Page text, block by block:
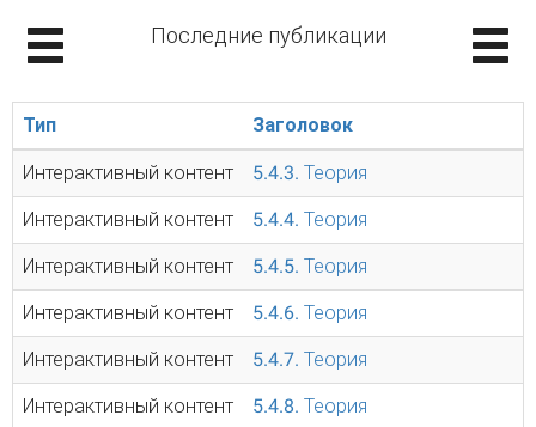
Последние публикации
Тип Заголовок
Интерактивный контент 5.4.3. Теория
Интерактивный контент 5.4.4. Теория
Интерактивный контент 5.4.5. Теория
Интерактивный контент 5.4.6. Теория
Интерактивный контент 5.4.7. Теория
Интерактивный контент 5.4.8. Теория